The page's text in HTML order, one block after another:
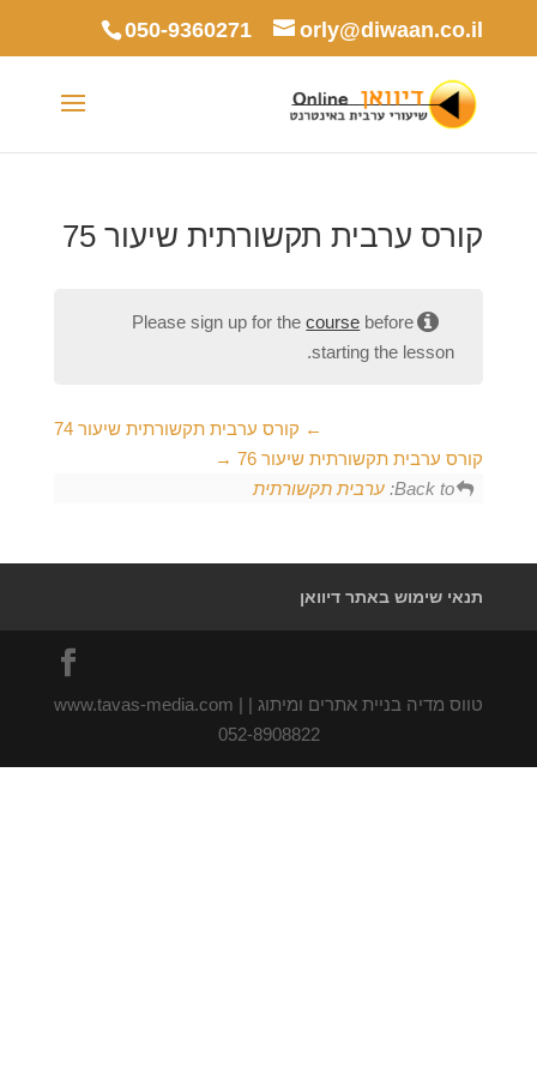
050-9360271 orly@diwaan.co.il
קורס ערבית תקשורתית שיעור 75
Please sign up for thecourse before
starting the lesson.
קורס ערבית תקשורתית שיעור 74
קורס ערבית תקשורתית שיעור 76
Back to: ערבית תקשורתית
תנאי שימוש באתר דיוואן
טווס מדיה בניית אתרים ומיתוג | www.tavas-media.com |
052-8908822